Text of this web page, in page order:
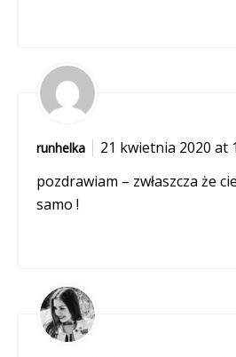
runhelka
21 kwietnia 2020 at
pozdrawiam – zwłaszcza że
samo !